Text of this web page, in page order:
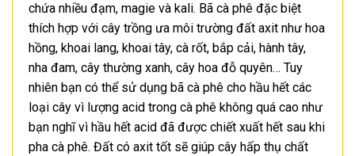
chứa nhiều đạm, magie và kali. Bã cà phê đặc biệt
thích hợp với cây trồng ưa môi trường đất axit như hoa
hồng, khoai lang, khoai tây, cà rốt, bắp cải, hành tây,
nha đam, cây thường xanh, cây hoa đỗ quyên… Tuy
nhiên bạn có thể sử dụng bã cà phê cho hầu hết các
loại cây vì lượng acid trong cà phê không quá cao như
bạn nghĩ vì hầu hết acid đã được chiết xuất hết sau khi
pha cà phê. Đất có axit tốt sẽ giúp cây hấp thụ chất